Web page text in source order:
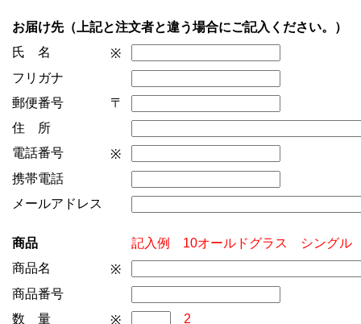
お届け先（上記と注文者と違う場合にご記入ください。）
氏 名
※
フリガナ
郵便番号
〒
住 所
電話番号
※
携帯電話
メールアドレス
商品
記入例 10オールドグラス シング
商品名
※
商品番号
数 量
※ 2